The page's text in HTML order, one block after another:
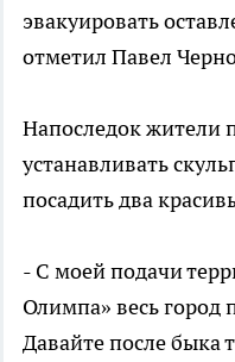
эвакуировать
отметил Павел
Напоследок жители
устанавливать
посадить два
- С моей подачи
Олимпа» весь город
Давайте после быка